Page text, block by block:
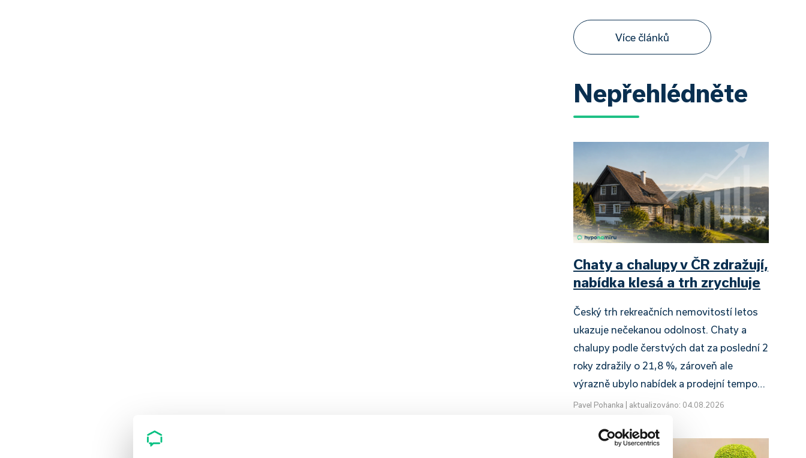
Více článků
Nepřehlédněte
Chaty a chalupy v ČR zdražují,
nabídka klesá a trh zrychluje
Český trh rekreačních nemovitostí letos
ukazuje nečekanou odolnost. Chaty a
chalupy podle čerstvých dat za poslední 2
roky zdražily o 21,8 %, zároveň ale
výrazně ubylo nabídek a prodejní tempo…
Pavel Pohanka aktualizováno: 04.08.2026